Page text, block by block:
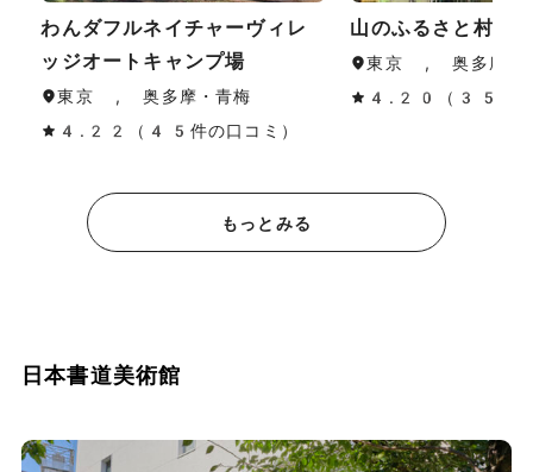
わんダフルネイチャーヴィレ
ッジオートキャンプ場
東京 , 奥多摩・青梅
4.22（45件の口コミ）
山のふるさと村キ
東京 , 奥多摩・
4.20（35件の
もっとみる
日本書道美術館